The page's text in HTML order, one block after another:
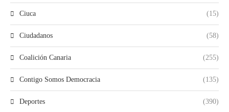
Ciuca (15)
Ciudadanos (58)
Coalición Canaria (255)
Contigo Somos Democracia (135)
Deportes (390)